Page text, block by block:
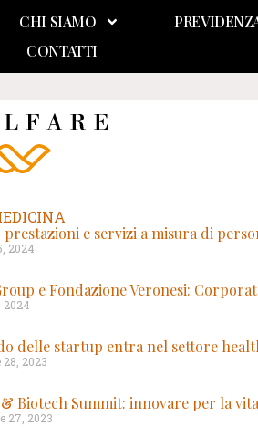
CHI SIAMO
CONTATTI
prestazioni e servizi a misura di
2024
e Fondazione Veronesi:
2024
delle startup entra nel settore
28, 2023
Biotech Summit: innovare per la vita
27, 2023